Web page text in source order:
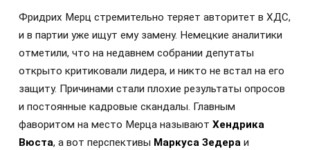
Фридрих Мерц стремительно теряет авторитет в ХДС,
и в партии уже ищут ему замену. Немецкие аналитики
отметили, что на недавнем собрании депутаты
открыто критиковали лидера, и никто не встал на его
защиту. Причинами стали плохие результаты опросов
и постоянные кадровые скандалы. Главным
фаворитом на место Мерца называют Хендрика
Вюста, а вот перспективы Маркуса Зедера и